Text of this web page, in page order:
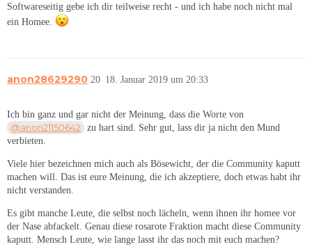
Softwareseitig gebe ich dir teilweise recht - und ich habe noch nicht mal
ein Homee.
anon28629290 18. Januar 2019 um 20:33
20
Ich bin ganz und gar nicht der Meinung, dass die Worte von
@anon21150642
zu hart sind. Sehr gut, lass dir ja nicht den Mund
verbieten.
Viele hier bezeichnen mich auch als Bösewicht, der die Community kaputt
machen will. Das ist eure Meinung, die ich akzeptiere, doch etwas habt ihr
nicht verstanden.
Es gibt manche Leute, die selbst noch lächeln, wenn ihnen ihr homee vor
der Nase abfackelt. Genau diese rosarote Fraktion macht diese Community
kaputt. Mensch Leute, wie lange lasst ihr das noch mit euch machen?